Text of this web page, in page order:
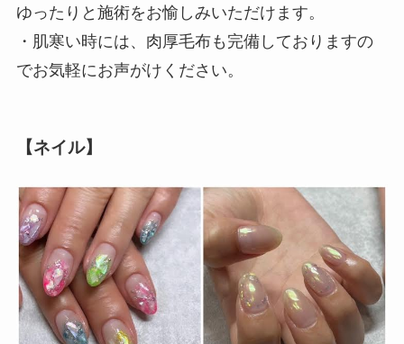
ゆったりと施術をお愉しみいただけます。
・肌寒い時には、肉厚毛布も完備しておりますの
でお気軽にお声がけください。
【ネイル】